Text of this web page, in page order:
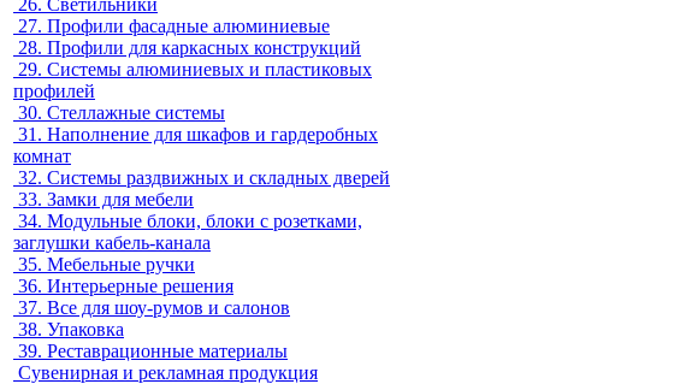
26. Светильники
27. Профили фасадные алюминиевые
28. Профили для каркасных конструкций
29. Системы алюминиевых и пластиковых
профилей
30. Стеллажные системы
31. Наполнение для шкафов и гардеробных
комнат
32. Системы раздвижных и складных дверей
33. Замки для мебели
34. Модульные блоки, блоки с розетками,
заглушки кабель-канала
35. Мебельные ручки
36. Интерьерные решения
37. Все для шоу-румов и салонов
38. Упаковка
39. Реставрационные материалы
Сувенирная и рекламная продукция